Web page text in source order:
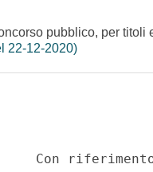
pubblico, per
22-12-2020)